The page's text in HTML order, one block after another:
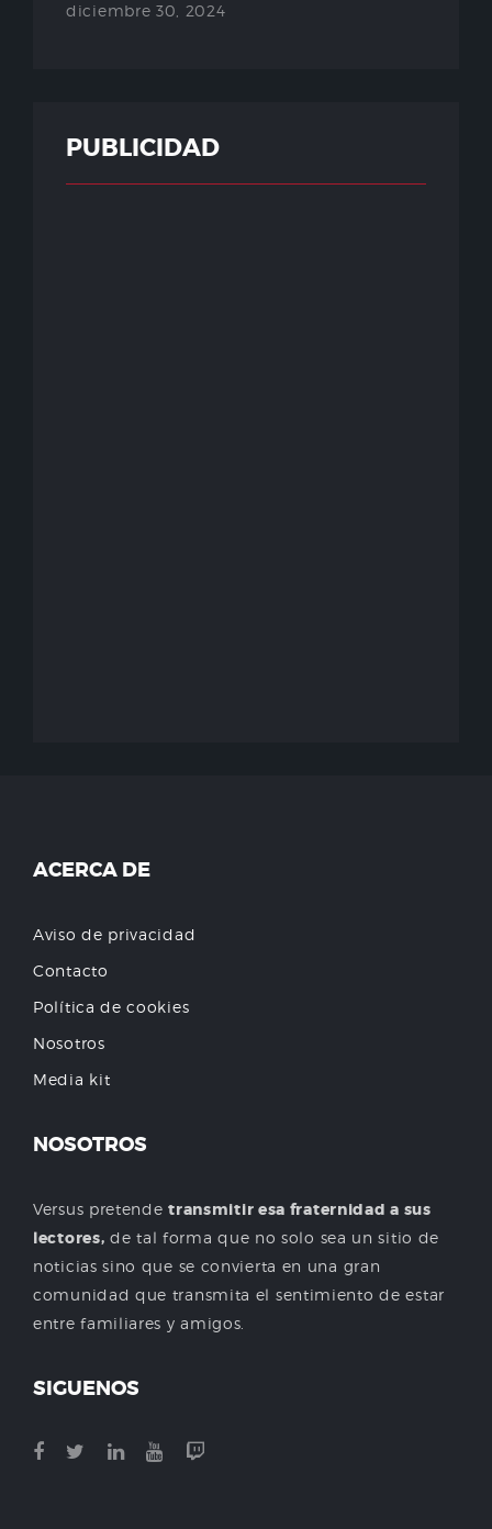
diciembre 30, 2024
PUBLICIDAD
ACERCA DE
Aviso de privacidad
Contacto
Política de cookies
Nosotros
Media kit
NOSOTROS
Versus pretendetransmitir esa fraternidad a sus
lectores, de tal forma que no solo sea un sitio de
noticias sino que se convierta en una gran
comunidad que transmita el sentimiento de estar
entre familiares y amigos.
SIGUENOS